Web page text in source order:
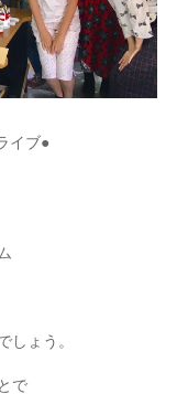
イブ●
しょう。
で